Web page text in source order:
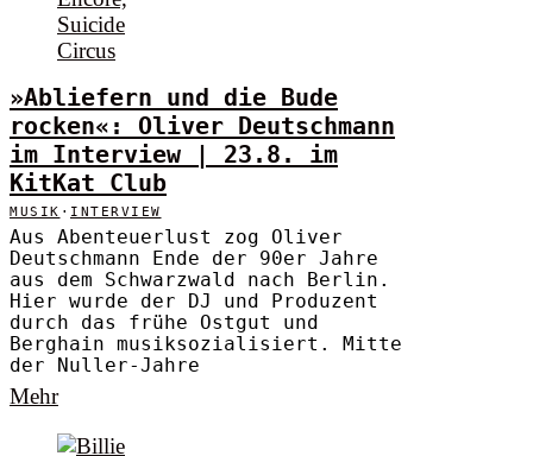
»Abliefern und die Bude
rocken«: Oliver Deutschmann
im Interview | 23.8. im
KitKat Club
MUSIK · INTERVIEW
Aus Abenteuerlust zog Oliver
Deutschmann Ende der 90er Jahre
aus dem Schwarzwald nach Berlin.
Hier wurde der DJ und Produzent
durch das frühe Ostgut und
Berghain musiksozialisiert. Mitte
der Nuller-Jahre
Mehr